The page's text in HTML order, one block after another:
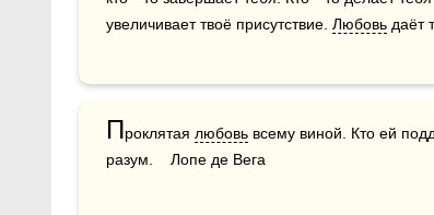
увеличивает твоё присутствие. Любовь даёт
Проклятая любовь всему виной. Кто ей
разум.    Лопе де Вега